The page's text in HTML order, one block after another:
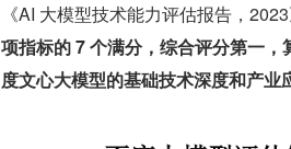
《AI 大模型技术能力评估报告，2023
项指标的 7 个满分，综合评分第一
度文心大模型的基础技术深度和产业